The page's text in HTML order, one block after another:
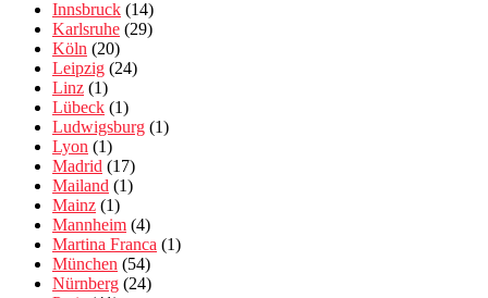
Innsbruck (14)
Karlsruhe (29)
Köln (20)
Leipzig (24)
Linz (1)
Lübeck (1)
Ludwigsburg (1)
Lyon (1)
Madrid (17)
Mailand (1)
Mainz (1)
Mannheim (4)
Martina Franca (1)
München (54)
Nürnberg (24)